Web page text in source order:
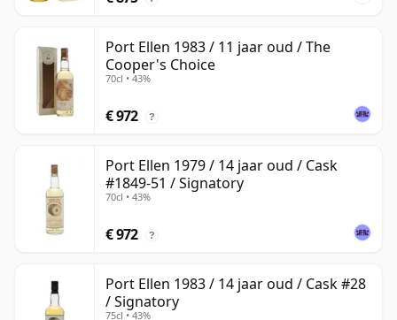
Port Ellen 1983 / 11 jaar oud / The
Cooper's Choice
70cl • 43%
€ 972 ?
Port Ellen 1979 / 14 jaar oud / Cask
#1849-51 / Signatory
70cl • 43%
€ 972 ?
Port Ellen 1983 / 14 jaar oud / Cask #28
/ Signatory
75cl • 43%